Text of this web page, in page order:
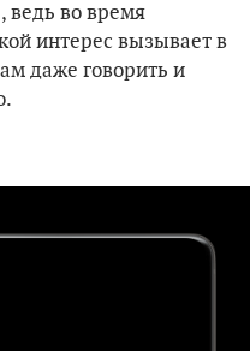
ведь во время
интерес вызывает в
даже говорить и